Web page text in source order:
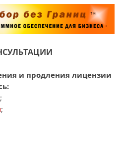
и продления лицензии
;